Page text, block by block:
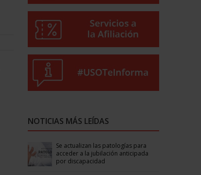
NOTICIAS MÁS LEÍDAS
Se actualizan las patologías para
acceder a la jubilación anticipada
por discapacidad